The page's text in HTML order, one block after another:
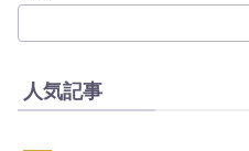
人気記事